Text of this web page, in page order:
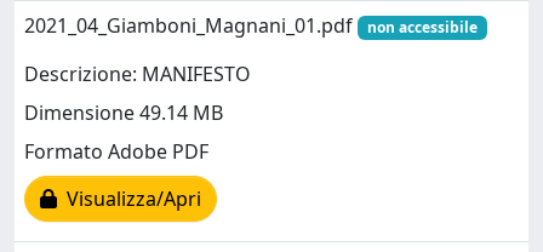
2021_04_Giamboni_Magnani_01.pdf non accessibile
Descrizione: MANIFESTO
Dimensione 49.14 MB
Formato Adobe PDF
Visualizza/Apri